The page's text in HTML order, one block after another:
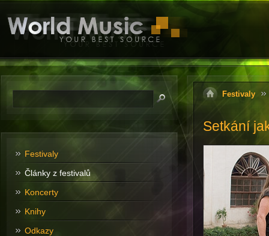
Festivaly
Setkání
Festivaly
Články z festivalů
Koncerty
Knihy
Odkazy